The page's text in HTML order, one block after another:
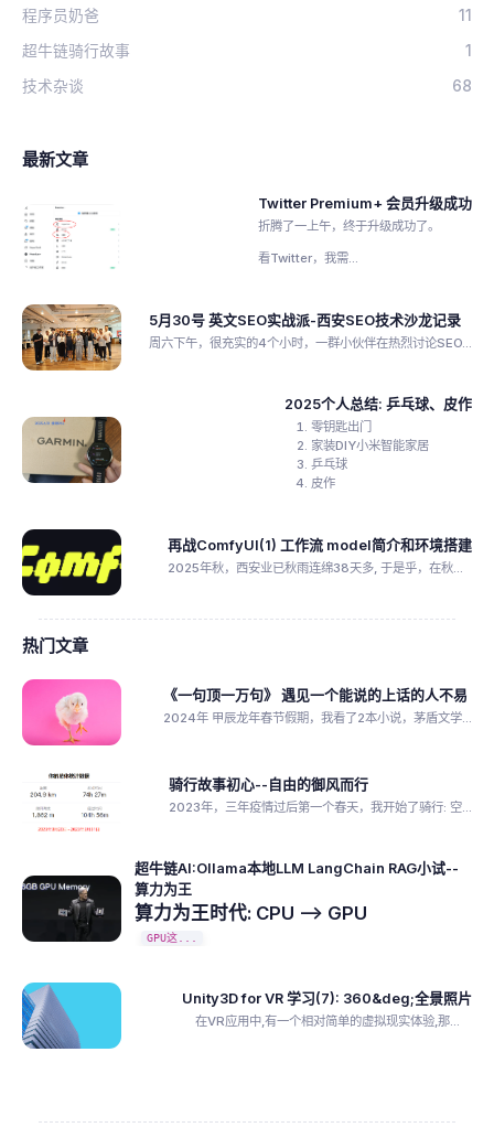
程序员奶爸
11
超牛链骑行故事
1
技术杂谈
68
最新文章
Twitter Premium+ 会员升级成功
折腾了一上午，终于升级成功了。
看Twitter，我需...
5月30号 英文SEO实战派-西安SEO技术沙龙记录
周六下午，很充实的4个小时，一群小伙伴在热烈讨论SEO...
2025个人总结: 乒乓球、皮作
零钥匙出门
家装DIY小米智能家居
乒乓球
皮作
再战ComfyUI(1) 工作流 model简介和环境搭建
2025年秋，西安业已秋雨连绵38天多, 于是乎，在秋...
热门文章
《一句顶一万句》 遇见一个能说的上话的人不易
2024年 甲辰龙年春节假期，我看了2本小说，茅盾文学...
骑行故事初心--自由的御风而行
2023年，三年疫情过后第一个春天，我开始了骑行: 空...
超牛链AI:Ollama本地LLM LangChain RAG小试--
算力为王
算力为王时代: CPU --> GPU
GPU这...
Unity3D for VR 学习(7): 360&deg;全景照片
在VR应用中,有一个相对简单的虚拟现实体验,那...